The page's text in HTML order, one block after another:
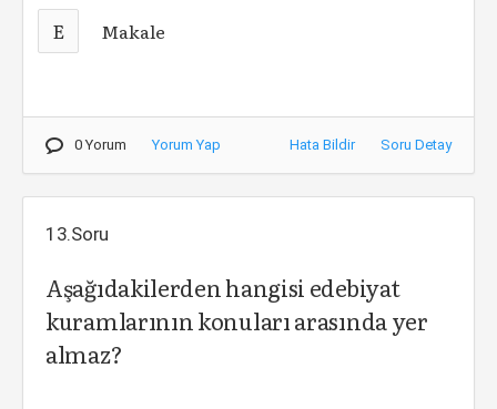
E Makale
0 Yorum Yorum Yap Hata Bildir Soru Detay
13.Soru
Aşağıdakilerden hangisi edebiyat
kuramlarının konuları arasında yer
almaz?